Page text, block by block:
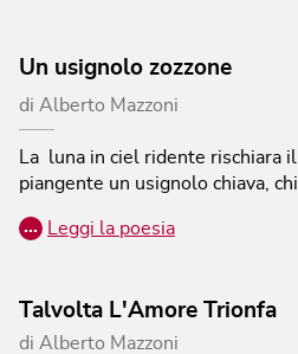
Un usignolo zozzone
di Alberto Mazzoni
La luna in ciel ridente rischiara
piangente un usignolo chiava,
… Leggi la poesia
Talvolta L'Amore Trionfa
di Alberto Mazzoni